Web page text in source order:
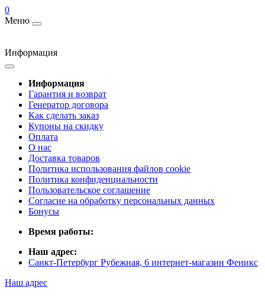
0
Меню
Информация
Информация
Гарантия и возврат
Генератор договора
Как сделать заказ
Купоны на скидку
Оплата
О нас
Доставка товаров
Политика использования файлов cookie
Политика конфиденциальности
Пользовательское соглашение
Согласие на обработку персональных данных
Бонусы
Время работы:
Наш адрес:
Санкт-Петербург Рубежная, 6 интернет-магазин Феникс
Наш адрес